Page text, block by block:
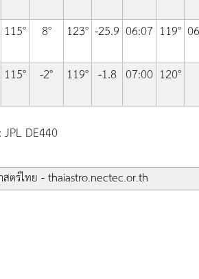
115° 8° 123° -25.9 06:07 119°
115° -2° 119° -1.8 07:00 120°
DE440
สตร์ไทย - thaiastro.nectec.or.th